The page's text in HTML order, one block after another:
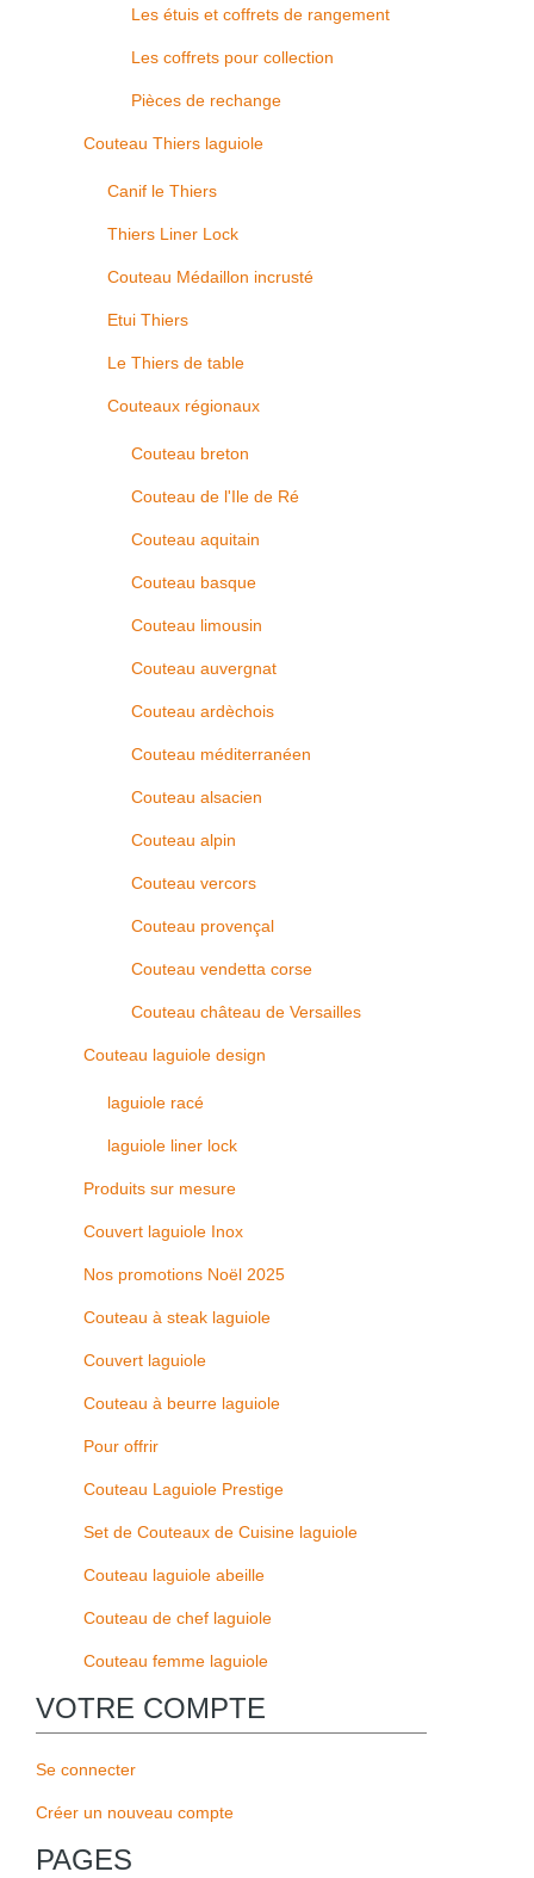
Les étuis et coffrets de rangement
Les coffrets pour collection
Pièces de rechange
Couteau Thiers laguiole
Canif le Thiers
Thiers Liner Lock
Couteau Médaillon incrusté
Etui Thiers
Le Thiers de table
Couteaux régionaux
Couteau breton
Couteau de l'Ile de Ré
Couteau aquitain
Couteau basque
Couteau limousin
Couteau auvergnat
Couteau ardèchois
Couteau méditerranéen
Couteau alsacien
Couteau alpin
Couteau vercors
Couteau provençal
Couteau vendetta corse
Couteau château de Versailles
Couteau laguiole design
laguiole racé
laguiole liner lock
Produits sur mesure
Couvert laguiole Inox
Nos promotions Noël 2025
Couteau à steak laguiole
Couvert laguiole
Couteau à beurre laguiole
Pour offrir
Couteau Laguiole Prestige
Set de Couteaux de Cuisine laguiole
Couteau laguiole abeille
Couteau de chef laguiole
Couteau femme laguiole
VOTRE COMPTE
Se connecter
Créer un nouveau compte
PAGES